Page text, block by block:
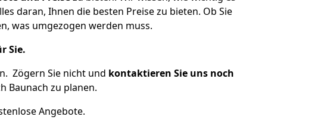
daran, Ihnen die besten Preise zu bieten. Ob Sie
was umgezogen werden muss.
Sie.
Zögern Sie nicht und kontaktieren Sie uns noch
Baunach zu planen.
Angebote.